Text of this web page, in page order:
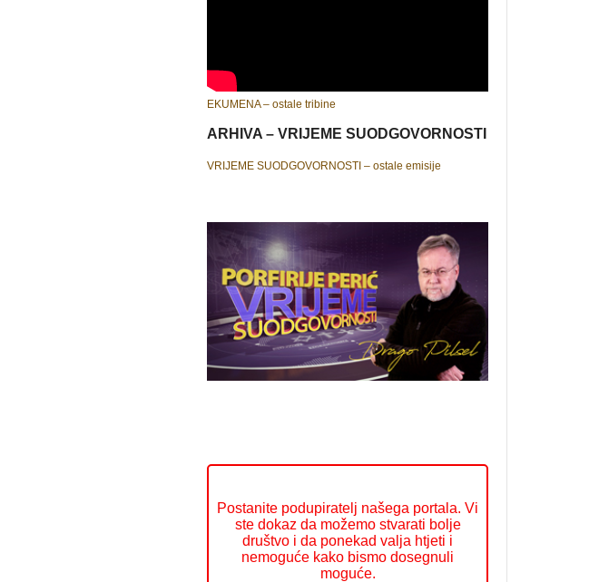
EKUMENA – ostale tribine
ARHIVA – VRIJEME SUODGOVORNOSTI
VRIJEME SUODGOVORNOSTI – ostale emisije
Postanite podupiratelj našega portala. Vi
ste dokaz da možemo stvarati bolje
društvo i da ponekad valja htjeti i
nemoguće kako bismo dosegnuli
moguće.